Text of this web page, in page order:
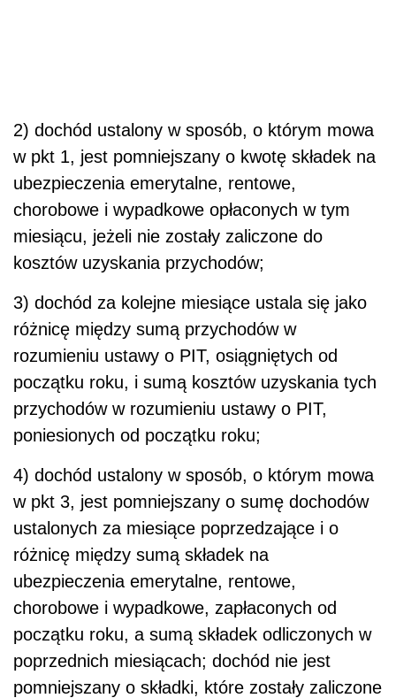
2) dochód ustalony w sposób, o którym mowa
w pkt 1, jest pomniejszany o kwotę składek na
ubezpieczenia emerytalne, rentowe,
chorobowe i wypadkowe opłaconych w tym
miesiącu, jeżeli nie zostały zaliczone do
kosztów uzyskania przychodów;
3) dochód za kolejne miesiące ustala się jako
różnicę między sumą przychodów w
rozumieniu ustawy o PIT, osiągniętych od
początku roku, i sumą kosztów uzyskania tych
przychodów w rozumieniu ustawy o PIT,
poniesionych od początku roku;
4) dochód ustalony w sposób, o którym mowa
w pkt 3, jest pomniejszany o sumę dochodów
ustalonych za miesiące poprzedzające i o
różnicę między sumą składek na
ubezpieczenia emerytalne, rentowe,
chorobowe i wypadkowe, zapłaconych od
początku roku, a sumą składek odliczonych w
poprzednich miesiącach; dochód nie jest
pomniejszany o składki, które zostały zaliczone